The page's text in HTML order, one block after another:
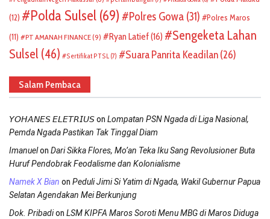
(12)
Polda Sulsel (69) Polres Gowa (31)
Polres Maros
(11)
PT AMANAH FINANCE(9) Ryan Latief(16)
Sengeketa Lahan
Sulsel (46) Sertifikat PTSL (7) Suara Panrita Keadilan(26)
Salam Pembaca
𝘠𝘖𝘏𝘈𝘕𝘌𝘚 𝘌𝘓𝘌𝘛𝘙𝘐𝘜𝘚on Lompatan PSN Ngada di Liga Nasional,
Pemda Ngada Pastikan Tak Tinggal Diam
Imanuelon Dari Sikka Flores, Mo’an Teka Iku Sang Revolusioner Buta
Huruf Pendobrak Feodalisme dan Kolonialisme
Namek X Bian on Peduli Jimi Si Yatim di Ngada, Wakil Gubernur Papua
Selatan Agendakan Mei Berkunjung
Dok. Pribadion LSM KIPFA Maros Soroti Menu MBG di Maros Diduga